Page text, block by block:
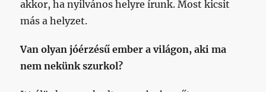
akkor, ha nyilvános helyre írunk. Most kicsit
más a helyzet.
Van olyan jóérzésű ember a világon, aki ma
nem nekünk szurkol?